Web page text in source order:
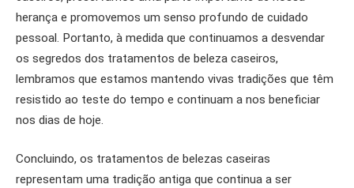
herança e promovemos um senso profundo de cuidado
pessoal. Portanto, à medida que continuamos a desvendar
os segredos dos tratamentos de beleza caseiros,
lembramos que estamos mantendo vivas tradições que têm
resistido ao teste do tempo e continuam a nos beneficiar
nos dias de hoje.
Concluindo, os tratamentos de belezas caseiras
representam uma tradição antiga que continua a ser